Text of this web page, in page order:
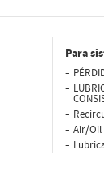
Para
Air/Oil